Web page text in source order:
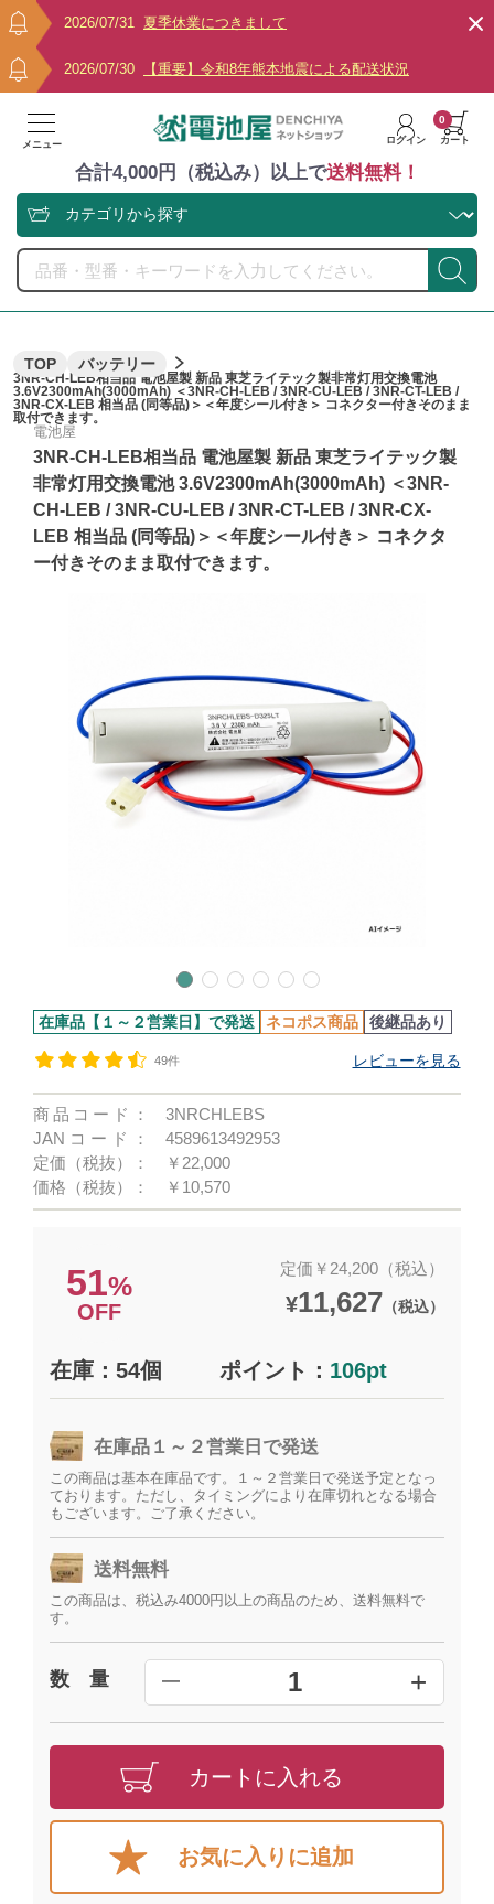
2026/07/31 夏季休業につきまして
2026/07/30 【重要】令和8年熊本地震による配送状況
メニュー ログイン カート
0
合計4,000円（税込み）以上で送料無料！
TOP バッテリー
3NR-CH-LEB相当品 電池屋製 新品 東芝ライテック製非常灯用交換電池
3.6V2300mAh(3000mAh) ＜3NR-CH-LEB / 3NR-CU-LEB / 3NR-CT-LEB /
3NR-CX-LEB 相当品 (同等品)＞＜年度シール付き＞ コネクター付きそのまま
取付できます。
電池屋
3NR-CH-LEB相当品 電池屋製 新品 東芝ライテック製
非常灯用交換電池 3.6V2300mAh(3000mAh) ＜3NR-
CH-LEB / 3NR-CU-LEB / 3NR-CT-LEB / 3NR-CX-
LEB 相当品 (同等品)＞＜年度シール付き＞ コネクタ
ー付きそのまま取付できます。
在庫品【１～２営業日】で発送 ネコポス商品 後継品あり
49件 レビューを見る
商品コード：
3NRCHLEBS
JANコード：
4589613492953
定価（税抜）：
￥22,000
価格（税抜）：
￥10,570
51%
OFF
定価￥24,200（税込）
¥11,627 （税込）
在庫：54個 ポイント： 106pt
在庫品１～２営業日で発送
この商品は基本在庫品です。１～２営業日で発送予定となっ
ております。ただし、タイミングにより在庫切れとなる場合
もございます。ご了承ください。
送料無料
この商品は、税込み4000円以上の商品のため、送料無料で
す。
数 量 ━ 1 +
カートに入れる
お気に入りに追加